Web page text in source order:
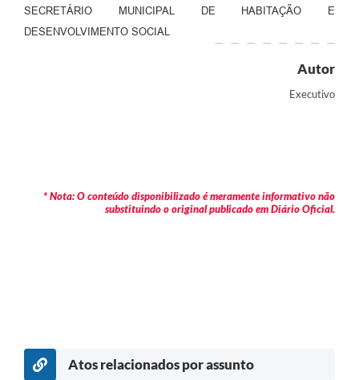
SECRETÁRIO MUNICIPAL DE HABITAÇÃO E
DESENVOLVIMENTO SOCIAL
Autor
Executivo
* Nota: O conteúdo disponibilizado é meramente informativo não
substituindo o original publicado em Diário Oficial.
Atos relacionados por assunto